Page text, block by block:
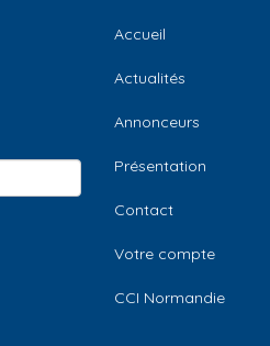
Accueil
Actualités
Annonceurs
Présentation
Contact
Votre compte
CCI Normandie